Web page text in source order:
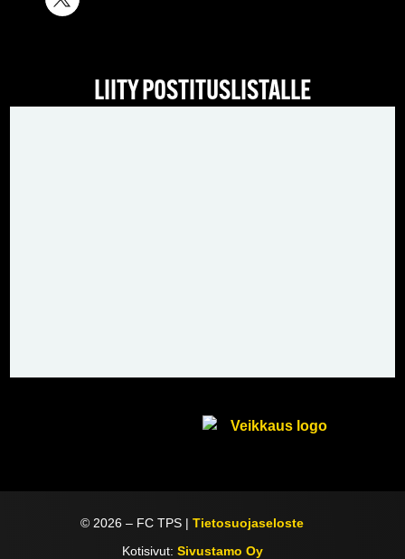
LIITY POSTITUSLISTALLE
©2026 – FC TPS |Tietosuojaseloste
Kotisivut: Sivustamo Oy